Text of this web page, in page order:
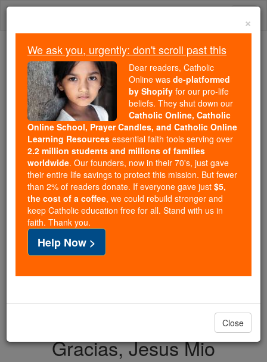
Skip
Because of You, 2.2 Million
Students Are Being Formed in the
Faith
Because of generous supporters like you,
Catholic Online School has already delivered
free, faithful Catholic education to over 2.2
million students across 193 countries. In an age
of noise and algorithms, you are helping form
souls with truth, prayer, Scripture, and Christ.
If everyone who reads this gave just $5 — the
cost of a coffee — we could reach even more
families and keep this life-changing formation
free for all. Be Courageous. Be Catholic. Stand
with us today.
DONATE TODAY >
Gracias, Jesus Mio
×
We ask you, urgently: don't scroll past this
Dear readers, Catholic
Online was de-platformed
by Shopify for our pro-life
beliefs. They shut down our
Catholic Online, Catholic
Online School, Prayer Candles, and Catholic Online
Learning Resources essential faith tools serving over
2.2 million students and millions of families
worldwide. Our founders, now in their 70's, just gave
their entire life savings to protect this mission. But fewer
than 2% of readers donate. If everyone gave just $5,
the cost of a coffee, we could rebuild stronger and
keep Catholic education free for all. Stand with us in
faith. Thank you.
Help Now >
Close